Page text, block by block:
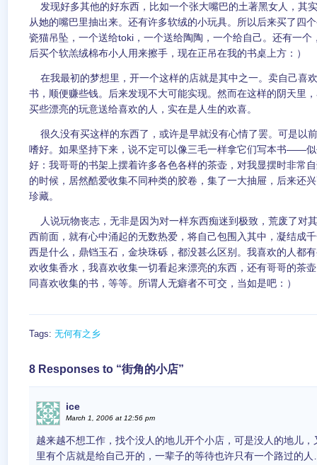
发现好多其他的好东西，比如一个张大嘴巴的土著黑女人，其
从她的嘴巴里抽出来。还有许多软绒的小玩具。所以后来买了四
瓷猫吊坠，一个送给toki，一个送给陶陶，一个给自己。还有一个
后买个软羔绒棉布小人用来擦手，现在正吊在我的书桌上方：）
在我最初的梦想里，开一个这样的店就是其中之一。卖自己喜
书，顺便赚些钱。后来发现不大可能实现。然而在这样的阴天里
买些漂亮的玩意送给喜欢的人，实在是人生的欢喜。
很久没有买这样的东西了，或许是早就没有心情了罢。可是以
嗜好。如果坚持下来，说不定可以像三毛一样拿它们写本书——
好：我哥哥的书架上摆着许多各色各样的茶壶，对我显摆时非常
的时候，居然酷爱收集不同种类的胶卷，集了一大抽屉，后来还
珍藏。
人说玩物丧志，无非是因为对一样东西痴迷到极致，荒废了对
西前面，就有心中涌起的无数热爱，将自己包围入其中，凝结成
西是什么，鼎铛玉石，金块珠砾，都没甚么区别。我喜欢的人都
欢收集香水，我喜欢收集一切看起来漂亮的东西，还有哥哥的茶
同喜欢收集的书，等等。所谓人无癖者不可交，当如是吧：）
Tags: 无何有之乡
8 Responses to “街角的小店”
ice
March 1, 2006 at 12:56 pm
越来越不想工作，找个没人的地儿开个小店，可是没人的地儿
里有个店就是给自己开的，一辈子的等待也许只有一个路过的